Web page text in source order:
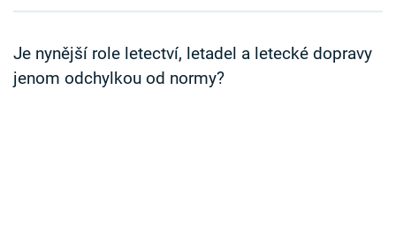
Sledujte nás
Je nynější role letectví, letadel a letecké dopravy
jenom odchylkou od normy?